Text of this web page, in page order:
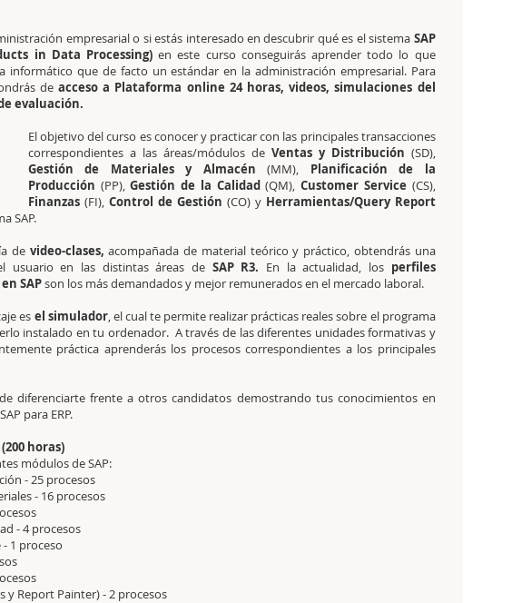
empresarial o si estás interesado en descubrir qué es el sistema SAP
in Data Processing) en este curso conseguirás aprender todo lo que
informático que de facto un estándar en la administración empresarial. Para
deacceso a Plataforma online 24 horas, videos, simulaciones del
evaluación.
El objetivo del curso es conocer y practicar con las principales transacciones
correspondientes a las áreas/módulos de Ventas y Distribución (SD),
Gestión de Materiales y Almacén(MM), Planificación de la
Producción (PP),Gestión de la Calidad(QM),Customer Service (CS),
Finanzas (FI), Control de Gestión (CO) y Herramientas/Query Report
SAP.
devideo-clases, acompañada de material teórico y práctico, obtendrás una
usuario en las distintas áreas de SAP R3. En la actualidad, los perfiles
SAPson los más demandados y mejor remunerados en el mercado laboral.
es el simulador, el cual te permite realizar prácticas reales sobre el programa
instalado en tu ordenador. A través de las diferentes unidades formativas y
práctica aprenderás los procesos correspondientes a los principales
diferenciarte frente a otros candidatos demostrando tus conocimientos en
para ERP.
horas)
módulos de SAP:
- 25 procesos
- 16 procesos
- 4 procesos
- 1 proceso
y Report Painter) - 2 procesos